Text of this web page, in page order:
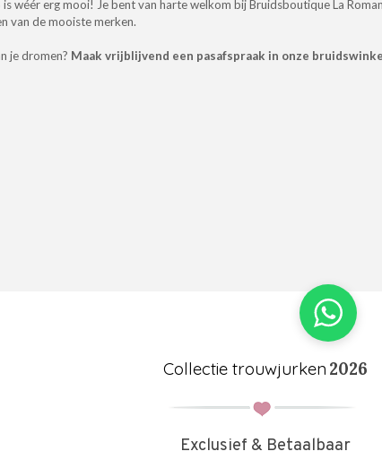
wéér erg mooi! Je bent van harte welkom bij Bruidsboutique La
van de mooiste merken.
je dromen? Maak vrijblijvend een pasafspraak in onze
Collectie trouwjurken 2026
Exclusief & Betaalbaar